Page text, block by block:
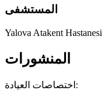
المستشفى
Yalova Atakent Hastanesi
المنشورات
اختصاصات العيادة: